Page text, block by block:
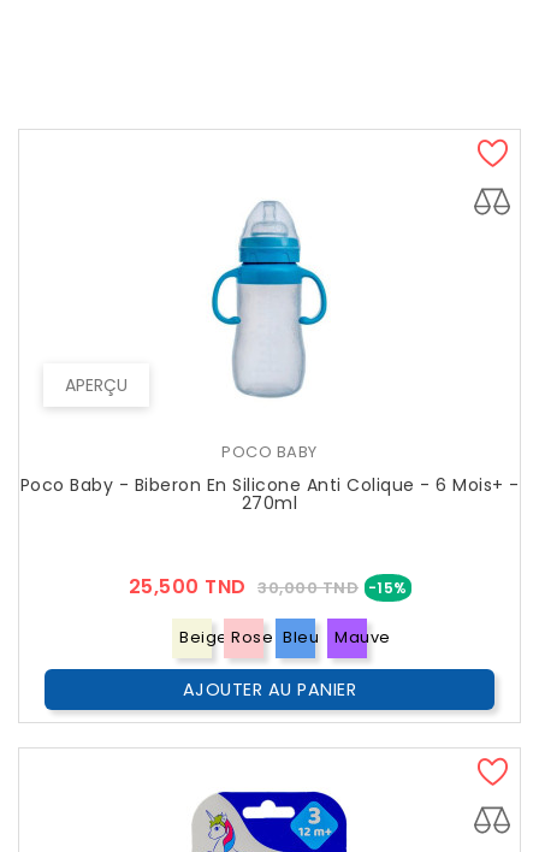
APERÇU
POCO BABY
Poco Baby - Biberon En Silicone Anti Colique - 6 Mois+ -
270ml
25,500 TND Prix
Public
30,000 TND -15% Prix
Beige Rose Bleu Mauve
AJOUTER AU PANIER